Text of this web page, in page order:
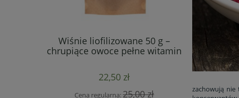
Wiśnie liofilizowane 50 g –
chrupiące owoce pełne witamin
22,50 zł
Cena regularna:25,00 zł
Banany
zdrowa
Cena
zachowują